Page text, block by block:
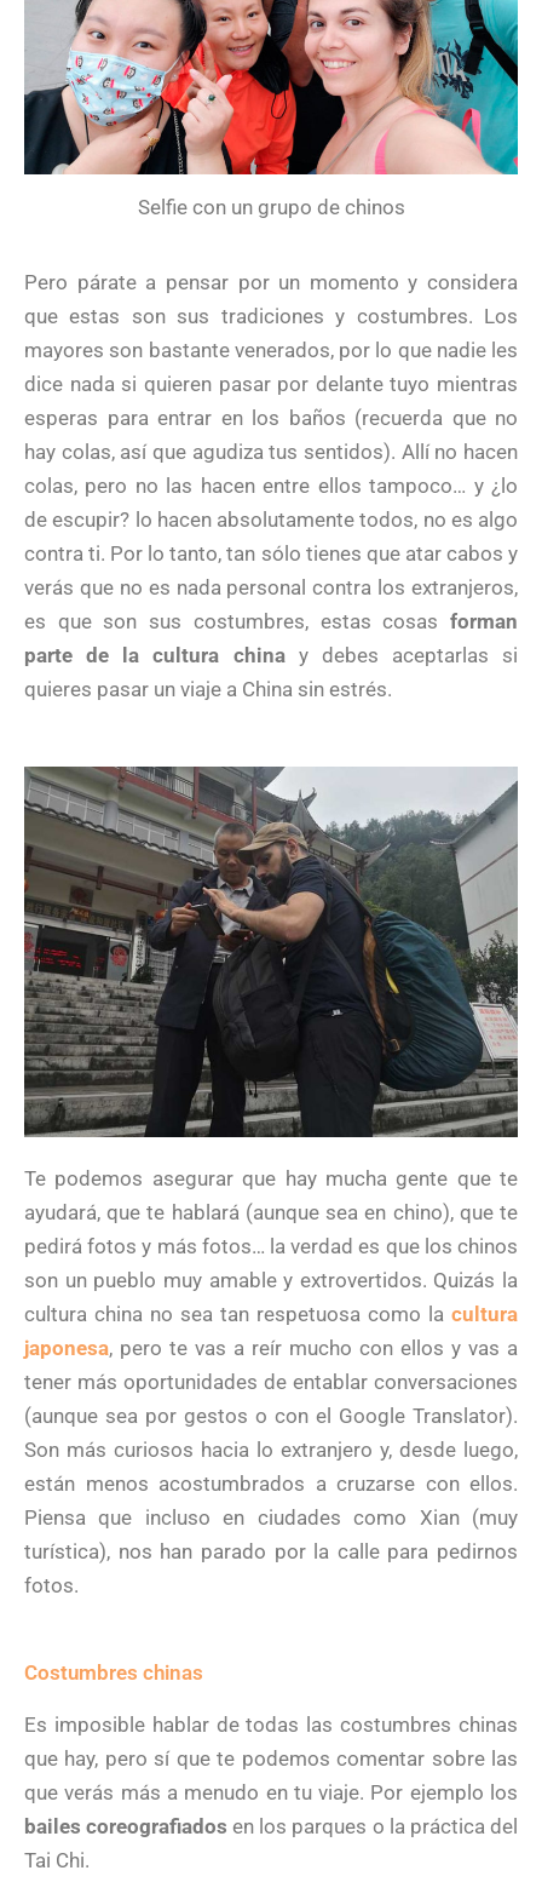
Selfie con un grupo de chinos
Pero párate a pensar por un momento y considera
que estas son sus tradiciones y costumbres. Los
mayores son bastante venerados, por lo que nadie les
dice nada si quieren pasar por delante tuyo mientras
esperas para entrar en los baños (recuerda que no
hay colas, así que agudiza tus sentidos). Allí no hacen
colas, pero no las hacen entre ellos tampoco… y ¿lo
de escupir? lo hacen absolutamente todos, no es algo
contra ti. Por lo tanto, tan sólo tienes que atar cabos y
verás que no es nada personal contra los extranjeros,
es que son sus costumbres, estas cosas forman
parte de la cultura chinay debes aceptarlas si
quieres pasar un viaje a China sin estrés.
Te podemos asegurar que hay mucha gente que te
ayudará, que te hablará (aunque sea en chino), que te
pedirá fotos y más fotos… la verdad es que los chinos
son un pueblo muy amable y extrovertidos. Quizás la
cultura china no sea tan respetuosa como la cultura
japonesa, pero te vas a reír mucho con ellos y vas a
tener más oportunidades de entablar conversaciones
(aunque sea por gestos o con el Google Translator).
Son más curiosos hacia lo extranjero y, desde luego,
están menos acostumbrados a cruzarse con ellos.
Piensa que incluso en ciudades como Xian (muy
turística), nos han parado por la calle para pedirnos
fotos.
Costumbres chinas
Es imposible hablar de todas las costumbres chinas
que hay, pero sí que te podemos comentar sobre las
que verás más a menudo en tu viaje. Por ejemplo los
bailes coreografiados en los parques o la práctica del
Tai Chi.